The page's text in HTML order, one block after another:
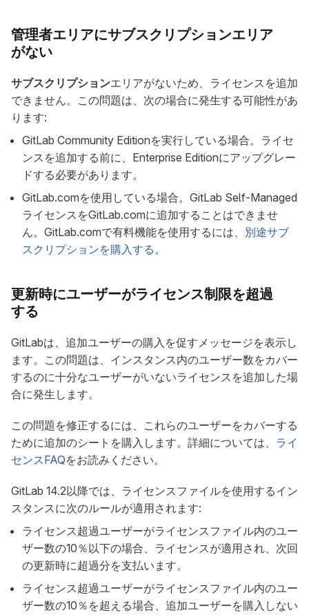
管理者エリアにサブスクリプションエリア
がない
サブスクリプションエリアがないため、ライセンスを追加
できません。この問題は、次の場合に発生する可能性があ
ります:
GitLab Community Editionを実行している場合。ライセ
ンスを追加する前に、Enterprise Editionにアップグレー
ドする必要があります。
GitLab.comを使用している場合。GitLab Self-Managed
ライセンスをGitLab.comに追加することはできませ
ん。GitLab.comで有料機能を使用するには、 別途サブ
スクリプションを購入する。
更新時にユーザーがライセンス制限を超過
する
GitLabは、追加ユーザーの購入を促すメッセージを表示し
ます。この問題は、インスタンス内のユーザー数をカバー
するのに十分なユーザーがいないライセンスを追加した場
合に発生します。
この問題を修正するには、これらのユーザーをカバーする
ために追加のシートを購入します。詳細については、 ライ
センスFAQをお読みください。
GitLab 14.2以降では、ライセンスファイルを使用するイン
スタンスに次のルールが適用されます:
ライセンス超過ユーザーがライセンスファイル内のユー
ザー数の10％以下の場合、ライセンスが適用され、次回
の更新時に超過分を支払います。
ライセンス超過ユーザーがライセンスファイル内のユー
ザー数の10％を超える場合、追加ユーザーを購入しない